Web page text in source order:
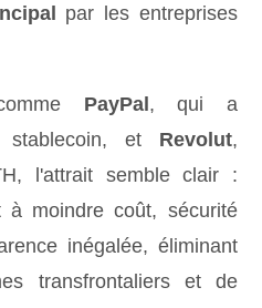
par les entreprises
PayPal, qui a
stablecoin, et Revolut,
l'attrait semble clair :
à moindre coût, sécurité
inégalée, éliminant
transfrontaliers et de